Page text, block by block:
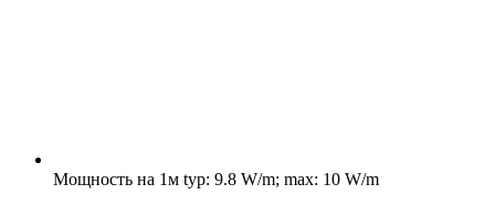
Мощность на 1м typ: 9.8 W/m; max: 10 W/m